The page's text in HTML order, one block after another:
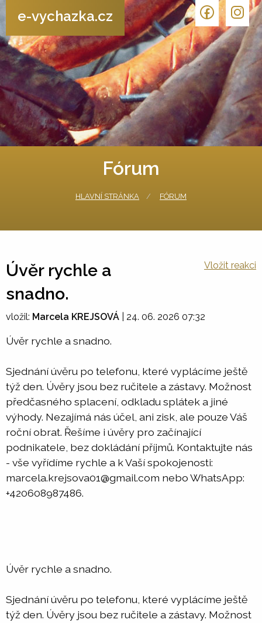
e-vychazka.cz
Fórum
HLAVNÍ STRÁNKA FÓRUM
Úvěr rychle a
snadno.
Vložit reakci
vložil: Marcela KREJSOVÁ 24. 06. 2026 07:32
Úvěr rychle a snadno.
Sjednání úvěru po telefonu, které vyplácíme ještě
týž den. Úvěry jsou bez ručitele a zástavy. Možnost
předčasného splacení, odkladu splátek a jiné
výhody. Nezajímá nás účel, ani zisk, ale pouze Váš
roční obrat. Řešíme i úvěry pro začínající
podnikatele, bez dokládání příjmů. Kontaktujte nás
- vše vyřídíme rychle a k Vaší spokojenosti:
marcela.krejsova01@gmail.com nebo WhatsApp:
+420608987486.
Úvěr rychle a snadno.
Sjednání úvěru po telefonu, které vyplácíme ještě
týž den. Úvěry jsou bez ručitele a zástavy. Možnost